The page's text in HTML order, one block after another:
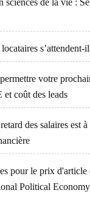
sciences de la vie :
s’attendent-
votre
et coût des leads
des salaires est
pour le prix d'article
Political